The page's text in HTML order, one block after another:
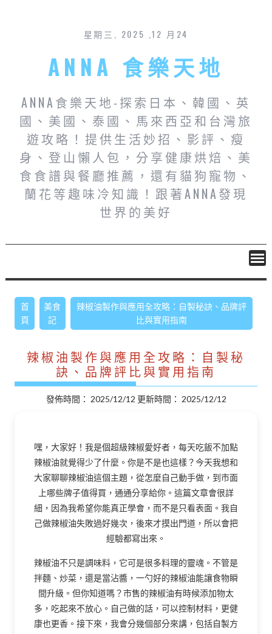
星期三, 2025 ,12 月24
ANNA 食樂天地
ANNA食樂天地-探索日本、韓國、英
國、美國、泰國、馬來西亞和台灣旅
遊攻略！提供生活妙招、影評、瘦
身、登山懶人包，分享健康烘焙、美
食食譜與餐廳推薦，還有貓狗寵物、
蘭花等趣味冷知識！跟著ANNA發現
世界的美好
首
頁
美食
記
辣椒油製作與應用全攻略：自製秘訣、品牌評
比與實用指南
辣椒油製作與應用全攻略：自製秘
訣、品牌評比與實用指南
發佈時間： 2025/12/12 更新時間： 2025/12/12
嘿，大家好！我是個超級辣椒愛好者，每天吃飯不加點
辣椒油就覺得少了什麼。你是不是也這樣？今天我想和
大家聊聊辣椒油這個主題，從怎麼自己動手做，到市面
上哪些牌子值得買，通通分享給你。這篇文章會很詳
細，因為我希望你能真正學會，而不是只看表面。我自
己做辣椒油失敗過好幾次，後來才摸出門道，所以會把
經驗都寫出來。
辣椒油不只是調味料，它可是很多料理的靈魂。不管是
拌麵、炒菜，還是當沾醬，一勺好的辣椒油能讓食物瞬
間升級。但你知道嗎？市售的辣椒油有時候添加物太
多，吃起來不放心。自己做的話，可以控制材料，更健
康也更香。接下來，我會分幾個部分來講，包括自製方